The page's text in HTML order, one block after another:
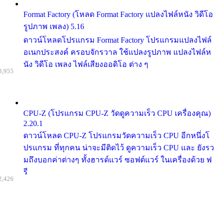
Format Factory (โหลด Format Factory แปลงไฟล์หนัง วิดีโอ
รูปภาพ เพลง) 5.16
ดาวน์โหลดโปรแกรม Format Factory โปรแกรมแปลงไฟล์
อเนกประสงค์ ครอบจักรวาล ใช้แปลงรูปภาพ แปลงไฟล์ห
นัง วิดีโอ เพลง ไฟล์เสียงออดิโอ ต่าง ๆ
CPU-Z (โปรแกรม CPU-Z วัดดูความเร็ว CPU เครื่องคุณ)
2.20.1
ดาวน์โหลด CPU-Z โปรแกรมวัดความเร็ว CPU อีกหนึ่งโ
ปรแกรม ที่ทุกคน น่าจะมีติดไว้ ดูความเร็ว CPU และ ยังรว
มถึงบอกค่าต่างๆ ทั้งฮารด์แวร์ ซอฟต์แวร์ ในเครื่องด้วย ฟ
รี